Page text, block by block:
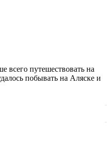
всего путешествовать на
побывать на Аляске и
-
-